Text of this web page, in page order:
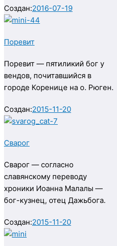
Создан:2016-07-19
Поревит
Поревит — пятиликий бог у
вендов, почитавшийся в
городе Коренице на о. Рюген.
Создан:2015-11-20
Сварог
Сварог — согласно
славянскому переводу
хроники Иоанна Малалы —
бог-кузнец, отец Дажьбога.
Создан:2015-11-20